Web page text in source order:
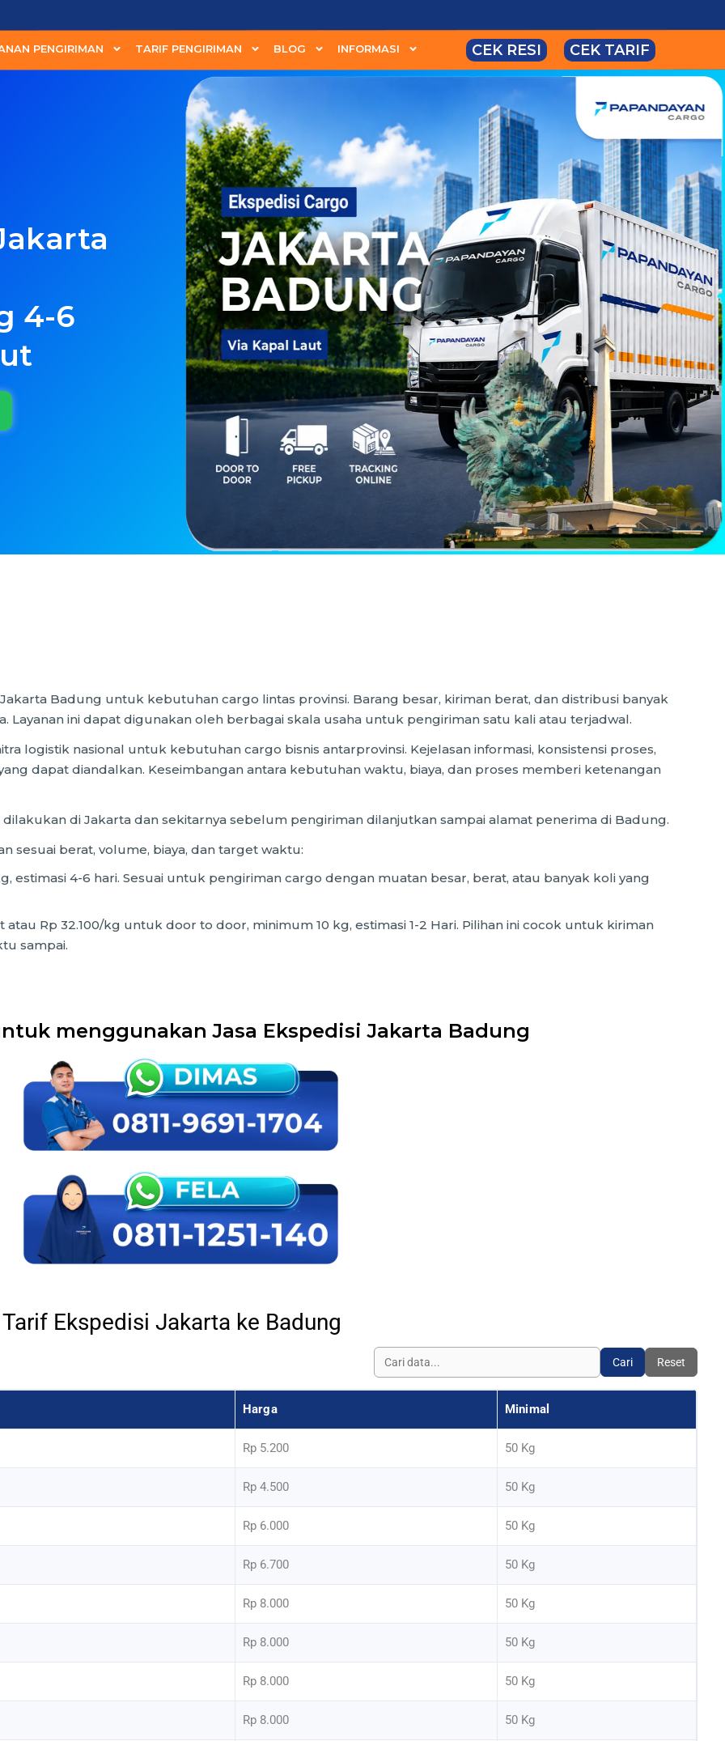
CEK TARIF
CEK RESI
PENGIRIMAN TARIF PENGIRIMAN BLOG INFORMASI
4-6
Badung untuk kebutuhan cargo lintas provinsi. Barang besar, kiriman berat, dan distribusi banyak
Layanan ini dapat digunakan oleh berbagai skala usaha untuk pengiriman satu kali atau terjadwal.
logistik nasional untuk kebutuhan cargo bisnis antarprovinsi. Kejelasan informasi, konsistensi proses,
dapat diandalkan. Keseimbangan antara kebutuhan waktu, biaya, dan proses memberi ketenangan
di Jakarta dan sekitarnya sebelum pengiriman dilanjutkan sampai alamat penerima di Badung.
sesuai berat, volume, biaya, dan target waktu:
estimasi 4-6 hari. Sesuai untuk pengiriman cargo dengan muatan besar, berat, atau banyak koli yang
Rp 32.100/kg untuk door to door, minimum 10 kg, estimasi 1-2 Hari. Pilihan ini cocok untuk kiriman
sampai.
menggunakan Jasa Ekspedisi Jakarta Badung
Tarif Ekspedisi Jakarta ke Badung
Cari Reset
Harga Minimal
Rp 5.200 50 Kg
Rp 4.500 50 Kg
Rp 6.000 50 Kg
Rp 6.700 50 Kg
Rp 8.000 50 Kg
Rp 8.000 50 Kg
Rp 8.000 50 Kg
Rp 8.000 50 Kg